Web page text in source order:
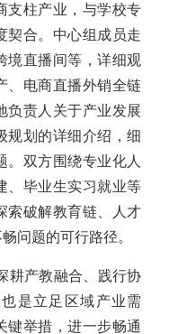
支柱产业，与学校专
契合。中心组成员走
境直播间等，详细观
、电商直播外销全链
负责人关于产业发展
规划的详细介绍，细
。双方围绕专业化人
、毕业生实习就业等
索破解教育链、人才
问题的可行路径。
耕产教融合、践行协
是立足区域产业需
键举措，进一步畅通